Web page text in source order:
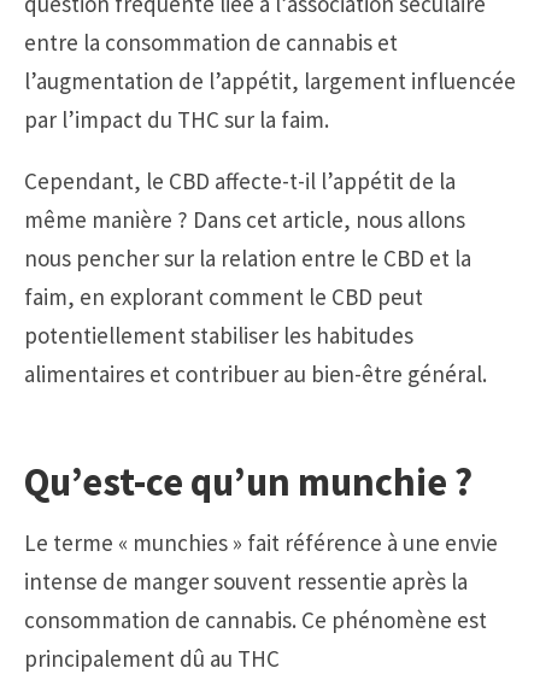
entre la consommation de cannabis et
l’augmentation de l’appétit, largement influencée
par l’impact du THC sur la faim.
Cependant, le CBD affecte-t-il l’appétit de la
même manière ? Dans cet article, nous allons
nous pencher sur la relation entre le CBD et la
faim, en explorant comment le CBD peut
potentiellement stabiliser les habitudes
alimentaires et contribuer au bien-être général.
Qu’est-ce qu’un munchie ?
Le terme « munchies » fait référence à une envie
intense de manger souvent ressentie après la
consommation de cannabis. Ce phénomène est
principalement dû au THC